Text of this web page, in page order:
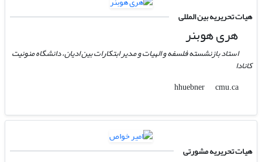
هیات تحریریه بین المللی
هری هوبنر
استاد بازنشسته فلسفه و الهیات و مدیر ابتکارات بین ادیان، دانشگاه منونیت
کانادا
hhuebner
cmu.ca
هیات تحریریه مشورتی